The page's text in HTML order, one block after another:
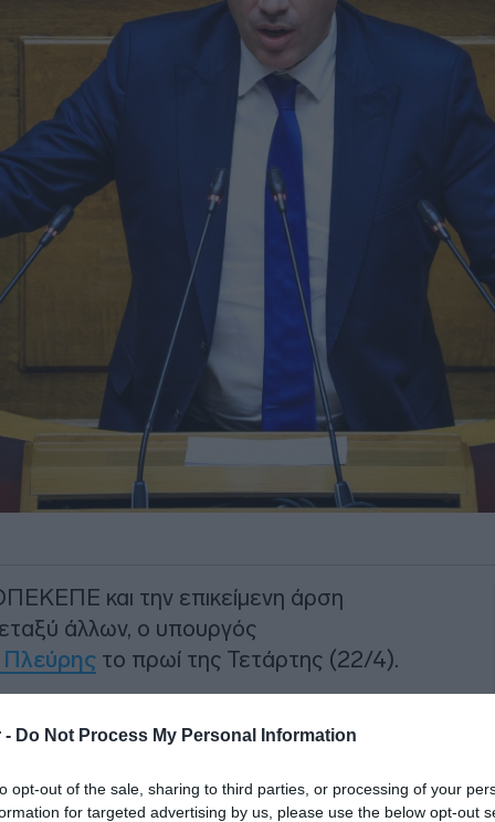
- Do Not Process My Personal Information
opt-out of the sale, sharing to third parties, or processing of your
for targeted advertising by us, please use the below opt-out
και την επικείμενη άρση
άλλων, ο υπουργός
το πρωί της Τετάρτης (22/4).
υπογράμμισε ότι
«σε αντίθεση με τους υπουργούς
να αξιολογήσουμε την ουσία,
ουσία. Η άρση ασυλίας γίνεται αν